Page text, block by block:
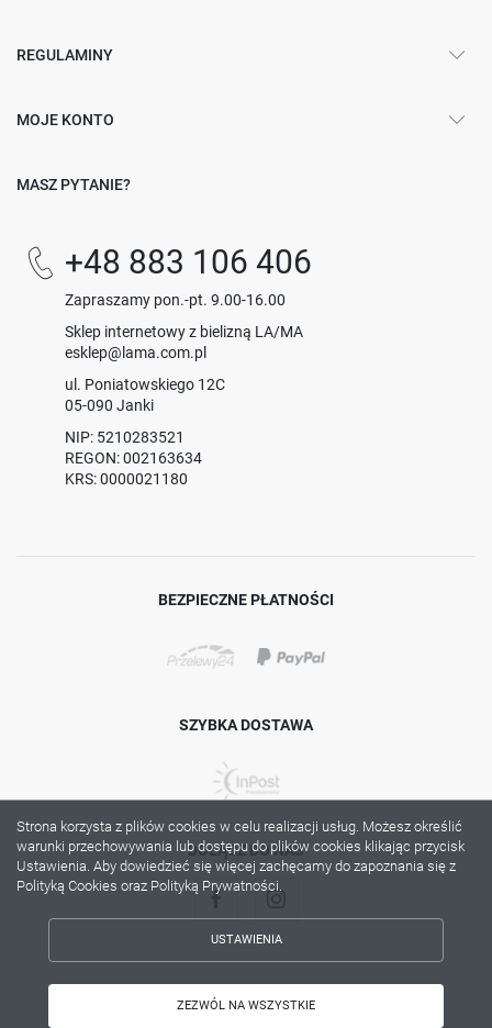
REGULAMINY
MOJE KONTO
MASZ PYTANIE?
+48 883 106 406
Zapraszamy pon.-pt. 9.00-16.00
Sklep internetowy z bielizną LA/MA
esklep@lama.com.pl
ul. Poniatowskiego 12C
05-090 Janki
NIP: 5210283521
REGON: 002163634
KRS: 0000021180
BEZPIECZNE PŁATNOŚCI
SZYBKA DOSTAWA
DOŁĄCZ DO NAS
Copyright by lama.com.pl
Strona korzysta z plików cookies w celu realizacji usług. Możesz określić
warunki przechowywania lub dostępu do plików cookies klikając przycisk
Ustawienia. Aby dowiedzieć się więcej zachęcamy do zapoznania się z
Polityką Cookies oraz Polityką Prywatności.
USTAWIENIA
ZEZWÓL NA WSZYSTKIE